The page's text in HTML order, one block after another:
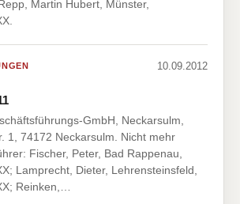
Martin Hubert, Münster,
10.09.2012
GmbH, Neckarsulm,
1, 74172 Neckarsulm. Nicht mehr
Fischer, Peter, Bad Rappenau,
Lamprecht, Dieter, Lehrensteinsfeld,
Reinken,…